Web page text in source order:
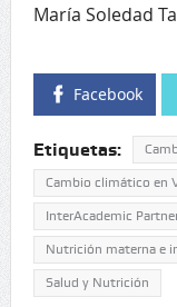
María Soledad
Facebook
Etiquetas:
Cambio climático en
InterAcademic
Nutrición materna e
Salud y Nutrición